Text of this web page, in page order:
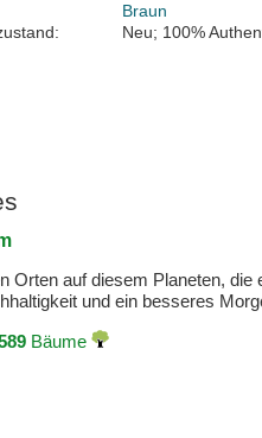
Braun
Neu; 100%
auf diesem Planeten,
und ein besseres
Bäume